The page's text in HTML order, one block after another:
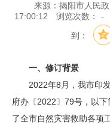
来源：揭阳市人民
17:00:12
浏览次数： -
到：
一、修订背景
2022年8月，我市印发
府办〔2022〕79号，以
了全市自然灾害救助各项